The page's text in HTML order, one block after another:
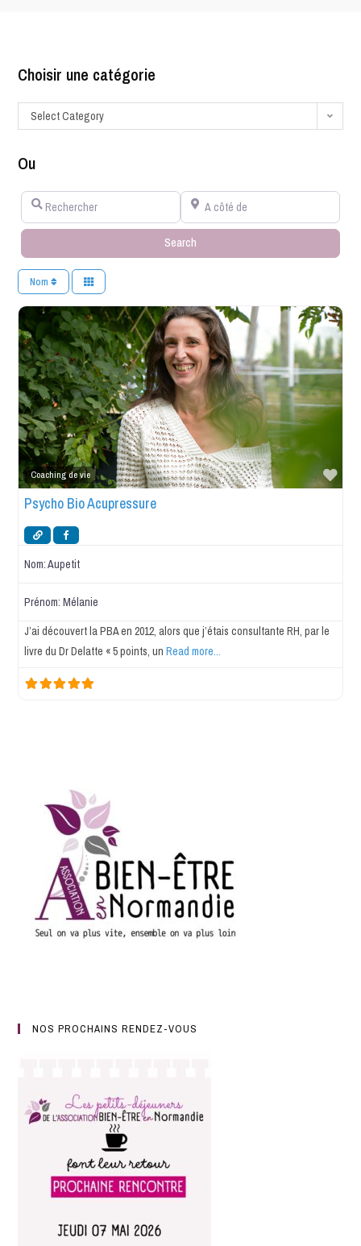
Choisir une catégorie
Select Category
Ou
Rechercher A côté de
Search
Nom
Coaching de vie
Psycho Bio Acupressure
Nom:Aupetit
Prénom:Mélanie
J’ai découvert la PBA en 2012, alors que j’étais consultante RH, par le
livre du Dr Delatte « 5 points, unRead more...
NOS PROCHAINS RENDEZ-VOUS